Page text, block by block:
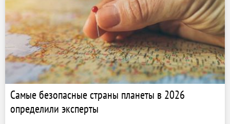
Самые безопасные страны планеты в 2026
определили эксперты